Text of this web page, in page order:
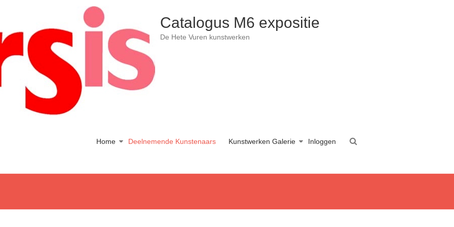
Catalogus M6 expositie
De Hete Vuren kunstwerken
Home Deelnemende Kunstenaars Kunstwerken Galerie Inloggen